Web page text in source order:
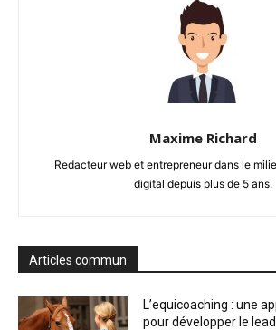
Maxime Richard
Redacteur web et entrepreneur dans le
digital depuis plus de 5 ans.
Articles commun
L’equicoaching : une
pour développer le